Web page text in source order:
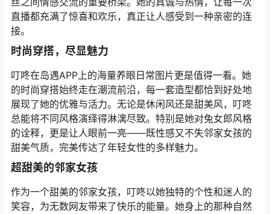
直播都充满了惊喜和欢乐，真正让人感受到一种亲密的连
接。
时尚穿搭，尽显魅力
叮咚在岛遇APP上的海量养眼日常图片更是值得一看。她
的时尚穿搭始终走在潮流前沿，每一套造型都恰到好处地
展现了她的优雅与活力。无论是休闲风还是甜美风，叮咚
总能将不同风格演绎得淋漓尽致。特别是她对兔女郎风格
的诠释，更是让人眼前一亮——既性感又不失邻家女孩的
甜美气质，完美传达了年轻女性的多样魅力。
超甜美的邻家女孩
作为一个甜美的邻家女孩，叮咚以她独特的个性和迷人的
笑容，为无数网友带来了快乐的能量。她身上的那种自然